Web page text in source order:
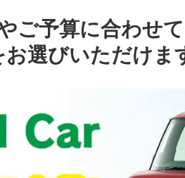
ご予算に合わせ
選びいただけま